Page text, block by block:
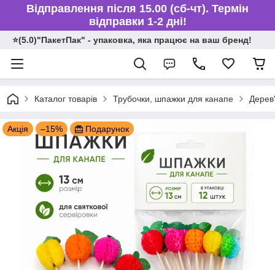
Відправлення після 15.00 (сб-чт). Термін
відправки 1-2 дні!
⭐️(5.0)"ПакетПак" - упаковка, яка працює на ваш бренд!
Каталог товарів Трубочки, шпажки для канапе
Акція –15% Подарунок